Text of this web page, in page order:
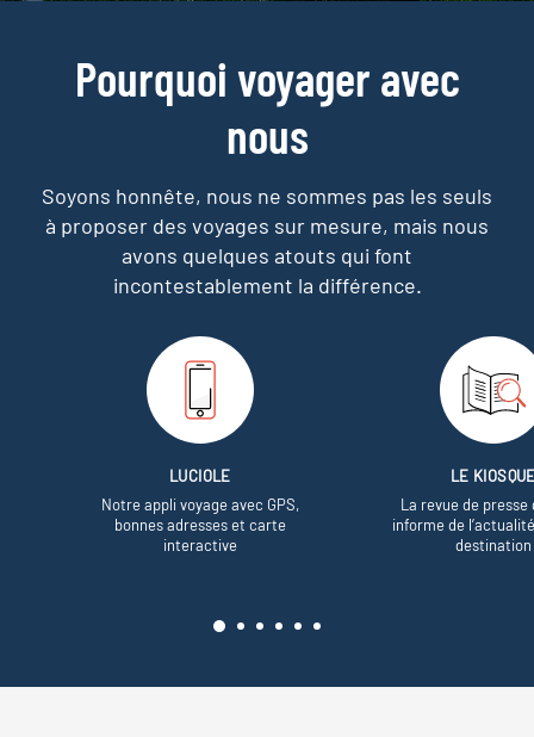
Pourquoi voyager avec
nous
Soyons honnête, nous ne sommes pas les seuls
à proposer des voyages sur mesure, mais nous
avons quelques atouts qui font
incontestablement la différence.
LUCIOLE
Notre appli voyage avec GPS,
bonnes adresses et carte
interactive
LE
La revue de presse
informe de
destination